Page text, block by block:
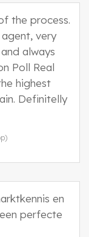
the process.
very
always
Poll Real
highest
Definitelly
en
perfecte